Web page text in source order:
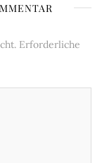
Erforderliche